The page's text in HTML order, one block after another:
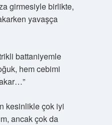
girmesiyle birlikte,
yavaşça
battaniyemle
hem cebimi
kesinlikle çok iyi
ancak çok da